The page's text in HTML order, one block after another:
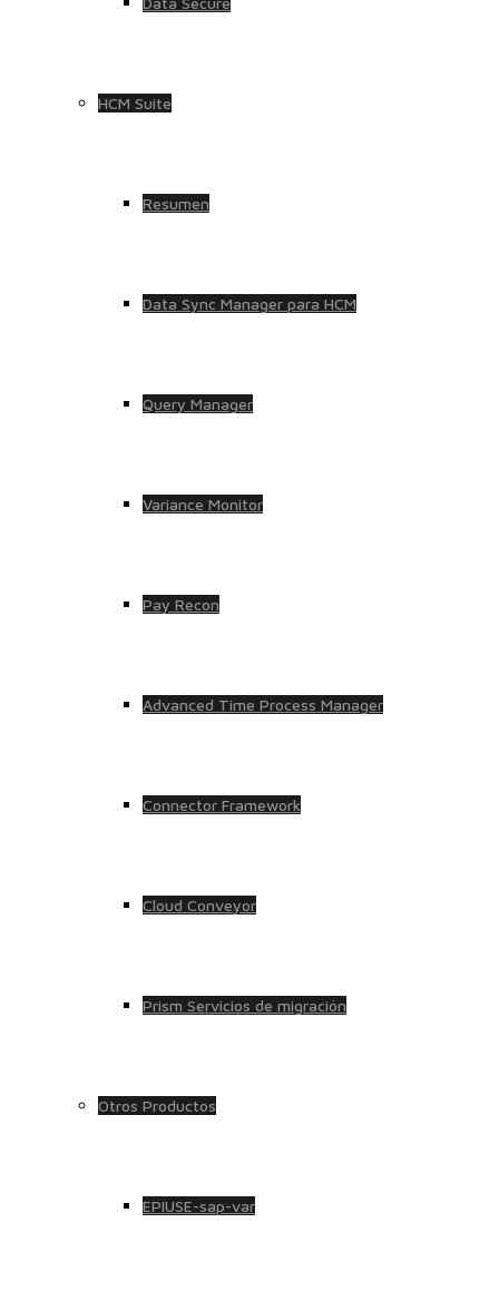
HCM Suite
Resumen
Data Sync Manager para HCM
Query Manager
Variance Monitor
Pay Recon
Advanced Time Process Manager
Connector Framework
Cloud Conveyor
Prism Servicios de migración
Otros Productos
EPIUSE-sap-var